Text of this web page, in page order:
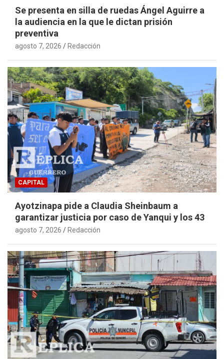
Se presenta en silla de ruedas Ángel Aguirre a
la audiencia en la que le dictan prisión
preventiva
agosto 7, 2026 Redacción
CAPITAL
Ayotzinapa pide a Claudia Sheinbaum a
garantizar justicia por caso de Yanqui y los 43
agosto 7, 2026 Redacción